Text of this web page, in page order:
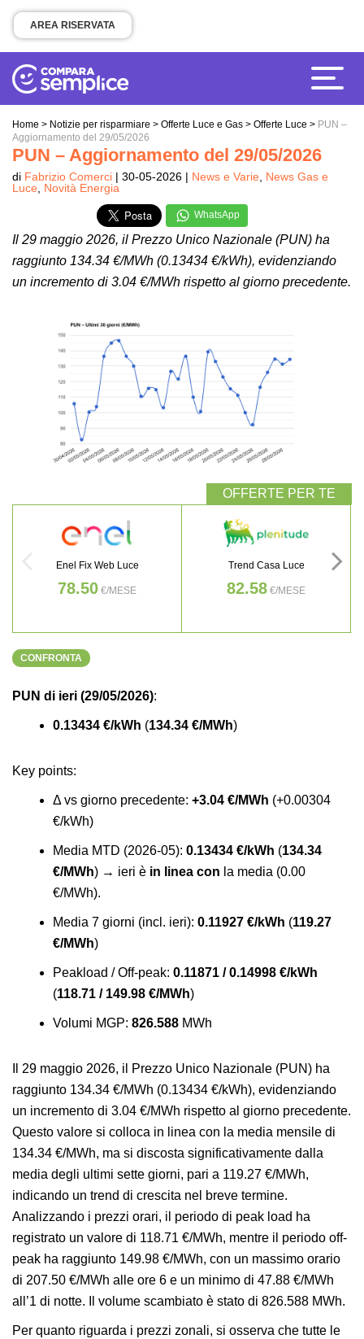
AREA RISERVATA
Home > Notizie per risparmiare > Offerte Luce e Gas > Offerte Luce > PUN –
Aggiornamento del 29/05/2026
PUN – Aggiornamento del 29/05/2026
di Fabrizio Comerci | 30-05-2026 | News e Varie News Gas e
Luce Novità Energia
WhatsApp
Il 29 maggio 2026, il Prezzo Unico Nazionale (PUN) ha
raggiunto 134.34 €/MWh (0.13434 €/kWh), evidenziando
un incremento di 3.04 €/MWh rispetto al giorno precedente.
Enel Fix Web Luce
78.50 €/MESE
Trend Casa Luce
82.58 €/MESE
CONFRONTA
PUN di ieri (29/05/2026):
0.13434 €/kWh (134.34 €/MWh)
Key points:
Δ vs giorno precedente: +3.04 €/MWh (+0.00304
€/kWh)
Media MTD (2026-05): 0.13434 €/kWh (134.34
€/MWh) → ieri è in linea con la media (0.00
€/MWh).
Media 7 giorni (incl. ieri): 0.11927 €/kWh (119.27
€/MWh)
Peakload / Off-peak: 0.11871 / 0.14998 €/kWh
(118.71 / 149.98 €/MWh)
Volumi MGP: 826.588 MWh
Il 29 maggio 2026, il Prezzo Unico Nazionale (PUN) ha
raggiunto 134.34 €/MWh (0.13434 €/kWh), evidenziando
un incremento di 3.04 €/MWh rispetto al giorno precedente.
Questo valore si colloca in linea con la media mensile di
134.34 €/MWh, ma si discosta significativamente dalla
media degli ultimi sette giorni, pari a 119.27 €/MWh,
indicando un trend di crescita nel breve termine.
Analizzando i prezzi orari, il periodo di peak load ha
registrato un valore di 118.71 €/MWh, mentre il periodo off-
peak ha raggiunto 149.98 €/MWh, con un massimo orario
di 207.50 €/MWh alle ore 6 e un minimo di 47.88 €/MWh
all’1 di notte. Il volume scambiato è stato di 826.588 MWh.
Per quanto riguarda i prezzi zonali, si osserva che tutte le